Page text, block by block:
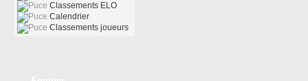
Classements ELO
Calendrier
Classements joueurs